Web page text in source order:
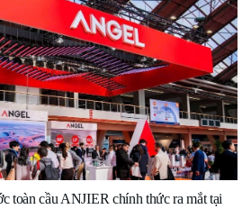
toàn cầu ANJIER chính thức ra mắt tại